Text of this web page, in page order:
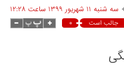
سه شنبه ۱۱ شهريور ۱۳۹۹ ساعت ۱۲:۲۸
جالب است ۰